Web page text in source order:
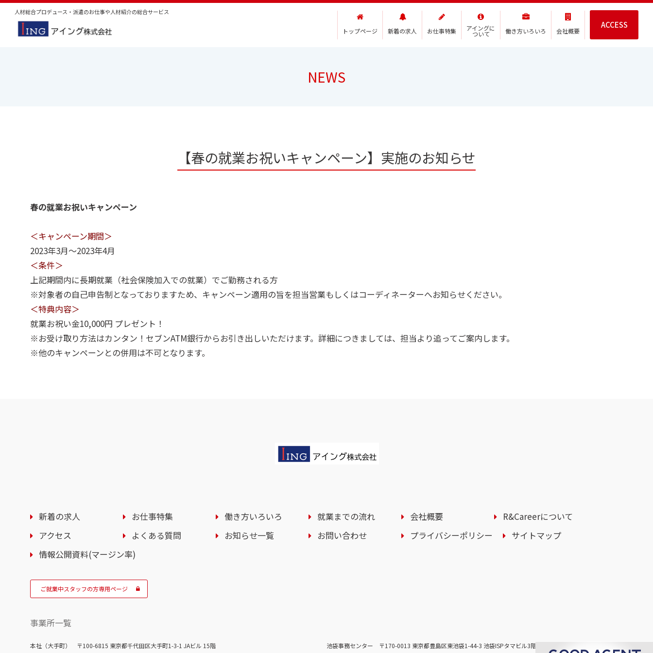
人材総合プロデュース・派遣のお仕事や人材紹介の総合サービス
トップページ 新着の求人 お仕事特集 アイングに
ついて 働き方いろいろ 会社概要
ACCESS
NEWS
【春の就業お祝いキャンペーン】実施のお知らせ
春の就業お祝いキャンペーン
＜キャンペーン期間＞
2023年3月～2023年4月
＜条件＞
上記期間内に長期就業（社会保険加入での就業）でご勤務される方
※対象者の自己申告制となっておりますため、キャンペーン適用の旨を担当営業もしくはコーディネーターへお知らせください。
＜特典内容＞
就業お祝い金10,000円 プレゼント！
※お受け取り方法はカンタン！セブンATM銀行からお引き出しいただけます。詳細につきましては、担当より追ってご案内します。
※他のキャンペーンとの併用は不可となります。
新着の求人 お仕事特集 働き方いろいろ 就業までの流れ 会社概要
R&Careerについて
アクセス
よくある質問 お知らせ一覧 お問い合わせ プライバシーポリシー
サイトマップ
情報公開資料(マージン率)
ご就業中スタッフの方専用ページ
事業所一覧
本社（大手町） 〒100-6815 東京都千代田区大手町1-3-1 JAビル 15階 池袋事務センター 〒170-0013 東京都豊島区東池袋1-44-3 池袋ISPタマビル3階